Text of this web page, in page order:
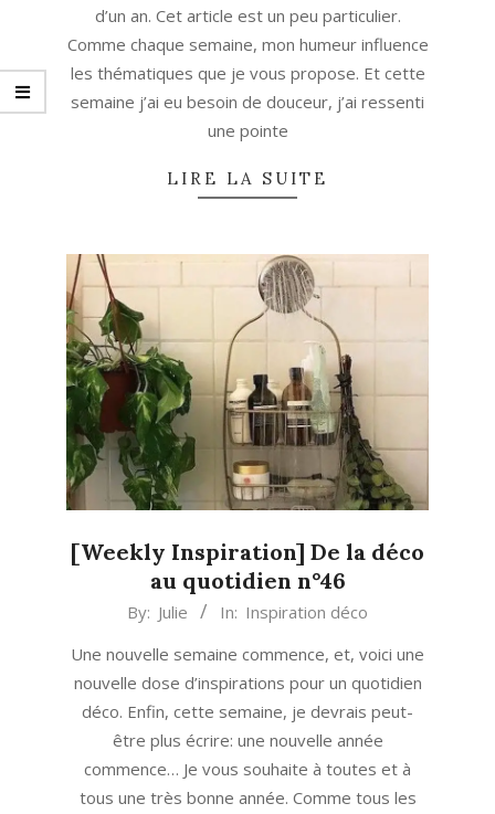
d’un an. Cet article est un peu particulier.
Comme chaque semaine, mon humeur influence
les thématiques que je vous propose. Et cette
semaine j’ai eu besoin de douceur, j’ai ressenti
une pointe
LIRE LA SUITE
[Weekly Inspiration] De la déco
au quotidien n°46
03
By: Julie In: Inspiration déco
Une nouvelle semaine commence, et, voici une
nouvelle dose d’inspirations pour un quotidien
déco. Enfin, cette semaine, je devrais peut-
être plus écrire: une nouvelle année
commence… Je vous souhaite à toutes et à
tous une très bonne année. Comme tous les